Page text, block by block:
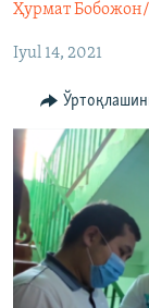
Озодлик
Ҳурмат
Iyul 14, 2021